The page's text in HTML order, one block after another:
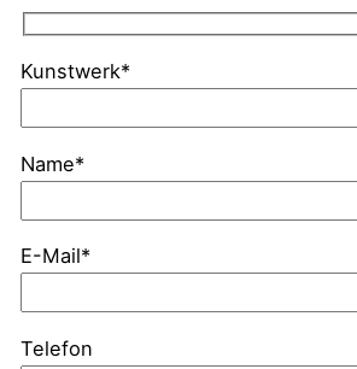
Kunstwerk*
Name*
E-Mail*
Telefon